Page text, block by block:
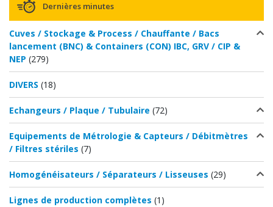
Dernières minutes
Cuves / Stockage & Process / Chauffante / Bacs
lancement (BNC) & Containers (CON) IBC, GRV / CIP &
NEP (279)
DIVERS (18)
Echangeurs / Plaque / Tubulaire (72)
Equipements de Métrologie & Capteurs / Débitmètres
/ Filtres stériles (7)
Homogénéisateurs / Séparateurs / Lisseuses (29)
Lignes de production complètes (1)